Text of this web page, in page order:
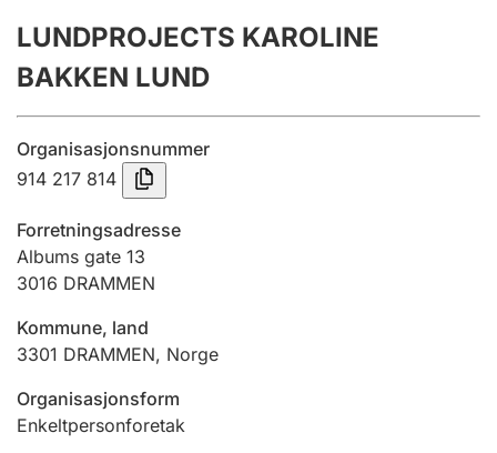
Årsregnskap
Innsending og forsinkelsesgebyr
Tinglysing
Jeger
Betaling og jegeravgiftskort
Ektepaktveileder
Offentlig sektor
LUNDPROJECTS KAROLINE
BAKKEN LUND
Organisasjonsnummer
914 217 814
Forretningsadresse
Albums gate 13
3016 DRAMMEN
Kommune, land
3301 DRAMMEN, Norge
Organisasjonsform
Enkeltpersonforetak